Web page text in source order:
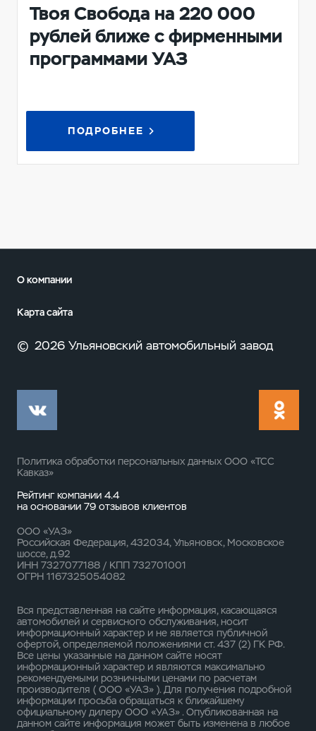
Твоя Свобода на 220 000
рублей ближе с фирменными
программами УАЗ
ПОДРОБНЕЕ
О компании
Карта сайта
© 2026 Ульяновский автомобильный завод
Политика обработки персональных данных ООО «ТСС
Кавказ»
Рейтинг компании 4.4
на основании 79 отзывов клиентов
ООО «УАЗ»
Российская Федерация, 432034, Ульяновск, Московское
шоссе, д.92
ИНН 7327077188 / КПП 732701001
ОГРН 1167325054082
Вся представленная на сайте информация, касающаяся
автомобилей и сервисного обслуживания, носит
информационный характер и не является публичной
офертой, определяемой положениями ст. 437 (2) ГК РФ.
Все цены указанные на данном сайте носят
информационный характер и являются максимально
рекомендуемыми розничными ценами по расчетам
производителя ( ООО «УАЗ» ). Для получения подробной
информации просьба обращаться к ближайшему
официальному дилеру ООО «УАЗ» . Опубликованная на
данном сайте информация может быть изменена в любое